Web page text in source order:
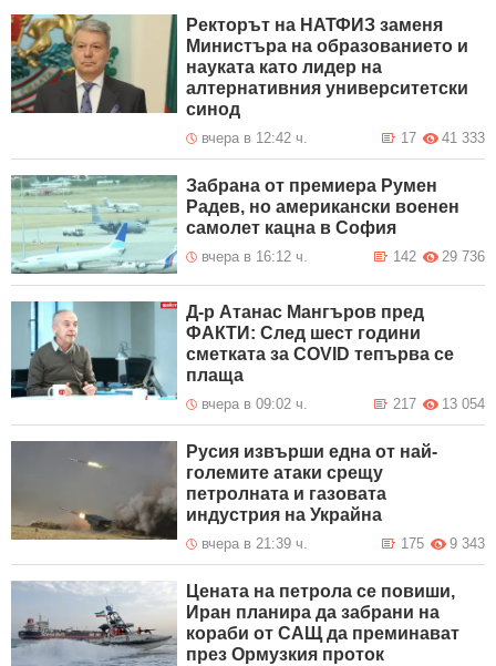
Ректорът на НАТФИЗ заменя
Министъра на образованието и
науката като лидер на
алтернативния университетски
синод
вчера в 12:42 ч. 41 333
17
Забрана от премиера Румен
Радев, но американски военен
самолет кацна в София
вчера в 16:12 ч. 29 736
142
Д-р Атанас Мангъров пред
ФАКТИ: След шест години
сметката за COVID тепърва се
плаща
вчера в 09:02 ч. 13 054
217
Русия извърши една от най-
големите атаки срещу
петролната и газовата
индустрия на Украйна
вчера в 21:39 ч. 9 343
175
Цената на петрола се повиши,
Иран планира да забрани на
кораби от САЩ да преминават
през Ормузкия проток